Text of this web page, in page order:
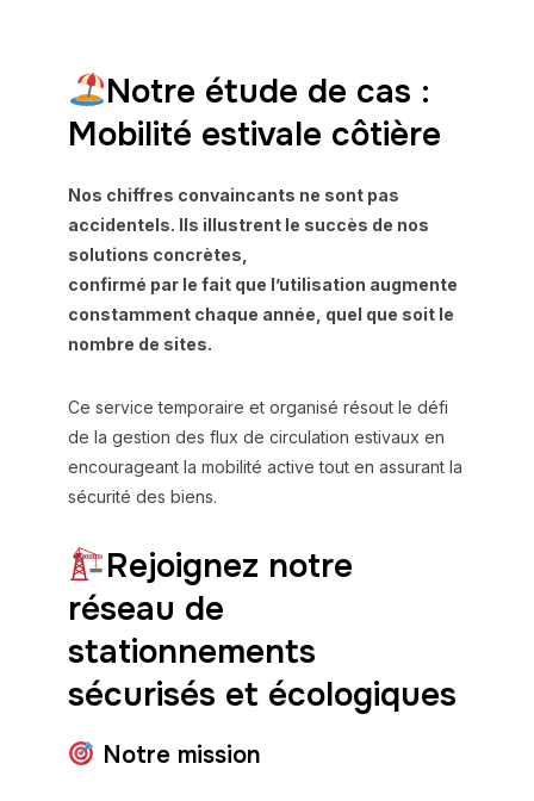
Notre étude de cas :
Mobilité estivale côtière
Nos chiffres convaincants ne sont pas
accidentels. Ils illustrent le succès de nos
solutions concrètes,
confirmé par le fait que l’utilisation augmente
constamment chaque année, quel que soit le
nombre de sites.
Ce service temporaire et organisé résout le défi
de la gestion des flux de circulation estivaux en
encourageant la mobilité active tout en assurant la
sécurité des biens.
Rejoignez notre
réseau de
stationnements
sécurisés et écologiques
Notre mission